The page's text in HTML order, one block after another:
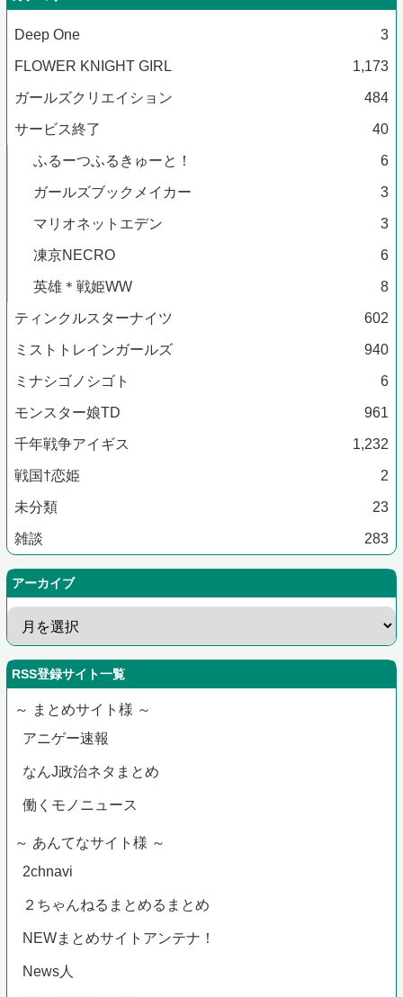
Deep One 3
FLOWER KNIGHT GIRL 1,173
ガールズクリエイション 484
サービス終了 40
ふるーつふるきゅーと！ 6
ガールズブックメイカー 3
マリオネットエデン 3
凍京NECRO 6
英雄＊戦姫WW 8
ティンクルスターナイツ 602
ミストトレインガールズ 940
ミナシゴノシゴト 6
モンスター娘TD 961
千年戦争アイギス 1,232
戦国†恋姫 2
未分類 23
雑談 283
アーカイブ
RSS登録サイト一覧
～ まとめサイト様 ～
アニゲー速報
なんJ政治ネタまとめ
働くモノニュース
～ あんてなサイト様 ～
2chnavi
２ちゃんねるまとめるまとめ
NEWまとめサイトアンテナ！
News人